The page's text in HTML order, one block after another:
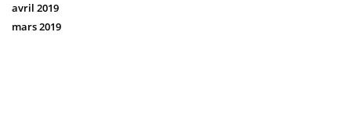
avril 2019
mars 2019